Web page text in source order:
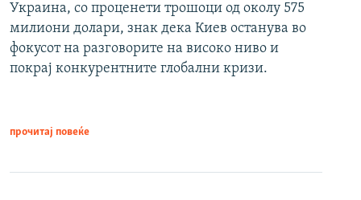
Украина, со проценети трошоци од околу 575
милиони долари, знак дека Киев останува во
фокусот на разговорите на високо ниво и
покрај конкурентните глобални кризи.
прочитај повеќе